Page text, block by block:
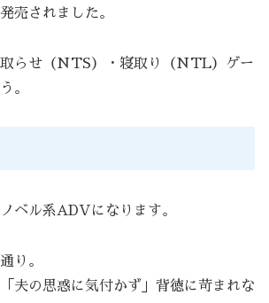
売されました。
取らせ（NTS）・寝取り（NTL）ゲー
。
ベル系ADVになります。
り。
夫の思惑に気付かず」背徳に苛まれな